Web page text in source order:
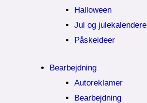
Halloween
Jul og julekalendere
Påskeideer
Bearbejdning
Autoreklamer
Bearbejdning